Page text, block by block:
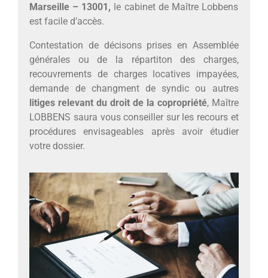
Marseille – 13001, le cabinet de Maître Lobbens
est facile d’accès.
Contestation de décisons prises en Assemblée
générales ou de la répartiton des charges,
recouvrements de charges locatives impayées,
demande de changment de syndic ou autres
litiges relevant du droit de la copropriété, Maître
LOBBENS saura vous conseiller sur les recours et
procédures envisageables après avoir étudier
votre dossier.